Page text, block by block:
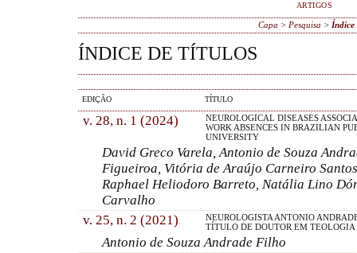
ARTIGOS
Capa > Pesquisa > Índice
ÍNDICE DE TÍTULOS
EDIÇÃO TÍTULO
v. 28, n. 1 (2024)
NEUROLOGICAL DISEASES
WORK ABSENCES IN BRAZILIAN
UNIVERSITY
David Greco Varela, Antonio de Souza
Figueiroa, Vitória de Araújo Carneiro
Raphael Heliodoro Barreto, Natália Lino
Carvalho
v. 25, n. 2 (2021)
NEUROLOGISTA ANTONIO
TÍTULO DE DOUTOR EM TEOLOGIA
Antonio de Souza Andrade Filho